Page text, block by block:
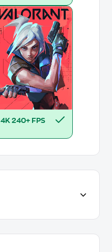
4K 240+ FPS